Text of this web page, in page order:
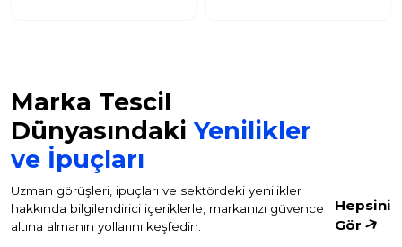
Marka Tescil
Dünyasındaki Yenilikler
ve İpuçları
Uzman görüşleri, ipuçları ve sektördeki yenilikler
hakkında bilgilendirici içeriklerle, markanızı güvence
altına almanın yollarını keşfedin.
Hepsini
Gör